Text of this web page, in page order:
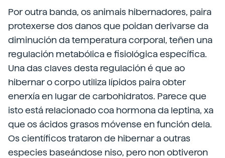
Por outra banda, os animais hibernadores, paira
protexerse dos danos que poidan derivarse da
diminución da temperatura corporal, teñen una
regulación metabólica e fisiológica específica.
Una das claves desta regulación é que ao
hibernar o corpo utiliza lípidos paira obter
enerxía en lugar de carbohidratos. Parece que
isto está relacionado coa hormona da leptina, xa
que os ácidos grasos móvense en función dela.
Os científicos trataron de hibernar a outras
especies baseándose niso, pero non obtiveron